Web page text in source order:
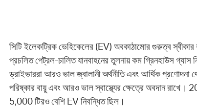
সিটি ইলেকট্রিক ভেহিকেলের (EV) অবকাঠামোর গুরুত্ব স্বীকার
প্রচলিত পেট্রল-চালিত যানবাহনের তুলনায় কম গ্রিনহাউস গ্যাস
ড্রাইভাররা আরও ভাল জ্বালানী অর্থনীতি এবং আর্থিক
পরিষ্কার বায়ু এবং আরও ভাল স্বাস্থ্যের ক্ষেত্রে অবদান রাখে।
5,000 টিরও বেশি EV নিবন্ধিত ছিল।